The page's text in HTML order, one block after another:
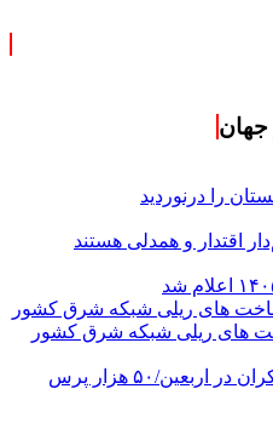
جهان
را درنوردید
اقتدار و همدلی هستند
های ریلی شبکه شرق کشور
کارنامه موکب مسجد مقدس جمکران در اربعین/۵۰ هزار پرس